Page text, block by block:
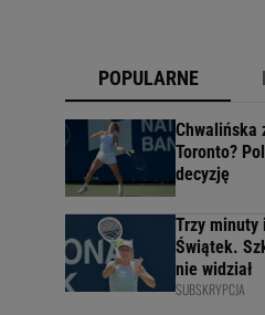
POPULARNE
Chwalińska
Toronto?
decyzję
Trzy minuty
Świątek.
nie widział
SUBSKRYPCJA